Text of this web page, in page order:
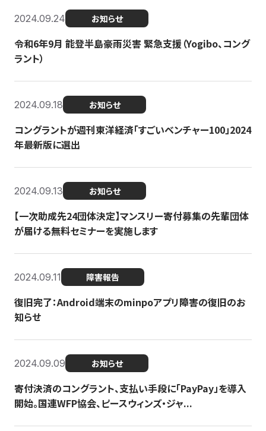
2024.09.24 お知らせ
令和6年9月 能登半島豪雨災害 緊急支援（Yogibo、コング
ラント）
2024.09.18 お知らせ
コングラントが週刊東洋経済「すごいベンチャー100」2024
年最新版に選出
2024.09.13 お知らせ
【一次助成先24団体決定】マンスリー寄付募集の先輩団体
が届ける無料セミナーを実施します
2024.09.11 障害報告
復旧完了：Android端末のminpoアプリ障害の復旧のお
知らせ
2024.09.09 お知らせ
寄付決済のコングラント、支払い手段に「PayPay」を導入
開始。国連WFP協会、ピースウィンズ・ジャ...